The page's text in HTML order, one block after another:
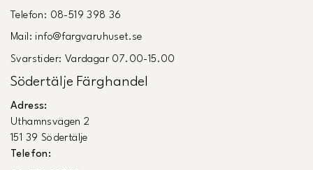
Telefon: 08-519 398 36
Mail: info@fargvaruhuset.se
Svarstider: Vardagar 07.00-15.00
Södertälje Färghandel
Adress:
Uthamnsvägen 2
151 39 Södertälje
Telefon: